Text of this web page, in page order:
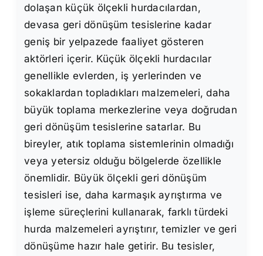
dolaşan küçük ölçekli hurdacılardan,
devasa geri dönüşüm tesislerine kadar
geniş bir yelpazede faaliyet gösteren
aktörleri içerir. Küçük ölçekli hurdacılar
genellikle evlerden, iş yerlerinden ve
sokaklardan topladıkları malzemeleri, daha
büyük toplama merkezlerine veya doğrudan
geri dönüşüm tesislerine satarlar. Bu
bireyler, atık toplama sistemlerinin olmadığı
veya yetersiz olduğu bölgelerde özellikle
önemlidir. Büyük ölçekli geri dönüşüm
tesisleri ise, daha karmaşık ayrıştırma ve
işleme süreçlerini kullanarak, farklı türdeki
hurda malzemeleri ayrıştırır, temizler ve geri
dönüşüme hazır hale getirir. Bu tesisler,